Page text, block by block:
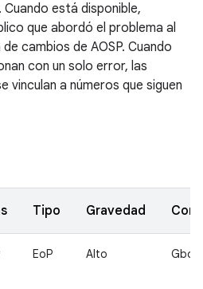
está disponible,
que abordó el problema al
cambios de AOSP. Cuando
con un solo error, las
vinculan a números que siguen
Tipo Gravedad
EoP Alto